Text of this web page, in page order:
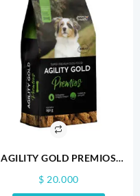
AGILITY GOLD PREMIOS
$ 20.000